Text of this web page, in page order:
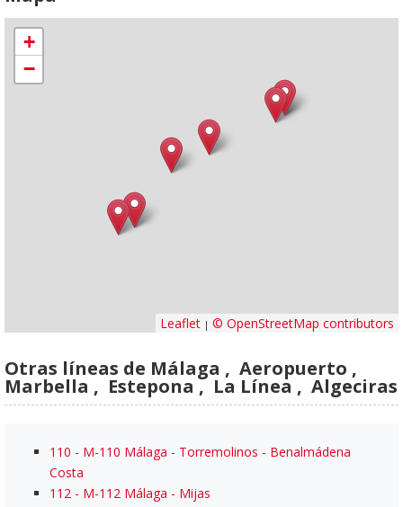
+
−
Leaflet | © OpenStreetMap contributors
Otras líneas de Málaga , Aeropuerto ,
Marbella , Estepona , La Línea , Algeciras
110 - M-110 Málaga - Torremolinos - Benalmádena
Costa
112 - M-112 Málaga - Mijas